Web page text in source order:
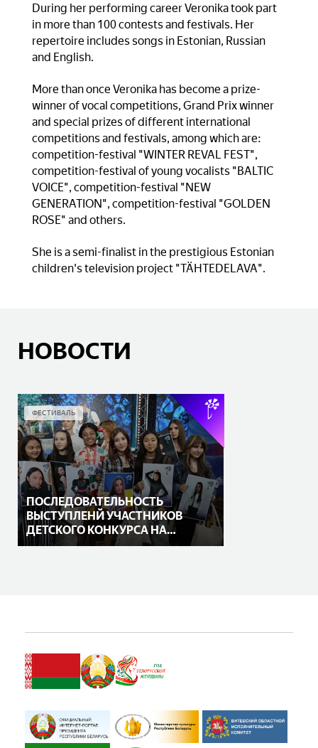
During her performing career Veronika took part
in more than 100 contests and festivals. Her
repertoire includes songs in Estonian, Russian
and English.
More than once Veronika has become a prize-
winner of vocal competitions, Grand Prix winner
and special prizes of different international
competitions and festivals, among which are:
competition-festival "WINTER REVAL FEST",
competition-festival of young vocalists "BALTIC
VOICE", competition-festival "NEW
GENERATION", competition-festival "GOLDEN
ROSE" and others.
She is a semi-finalist in the prestigious Estonian
children's television project "TÄHTEDELAVA".
НОВОСТИ
ФЕСТИВАЛЬ
ПОСЛЕДОВАТЕЛЬНОСТЬ
ВЫСТУПЛЕНЙ УЧАСТНИКОВ
ДЕТСКОГО КОНКУРСА НА
«СЛАВЯНСКОМ БАЗАРЕ В